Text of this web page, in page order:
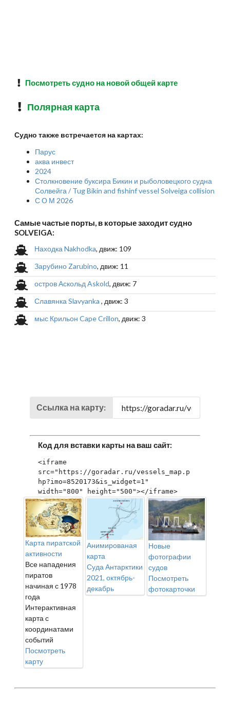
Посмотреть судно на новой общей карте
Полярная карта
Судно также встречается на картах:
Парус
аква инвест
2024
Столкновение буксира Бикин и рыболовецкого судна
Солвейга / Tug Bikin and fishinf vessel Solveiga collision
С О М 2026
Самые частые порты, в которые заходит судно
SOLVEIGA:
Находка Nakhodka, движ: 109
Зарубино Zarubino, движ: 11
остров Аскольд Askold, движ: 7
Славянка Slavyanka , движ: 3
мыс Крильон Cape Crillon, движ: 3
Ссылка на карту:
Код для вставки карты на ваш сайт:
<iframe
src="https://goradar.ru/vessels_map.p
hp?imo=8520173&is_widget=1"
width="800" height="500"></iframe>
Карта пиратской
активности
Все нападения
пиратов
начиная с 1978
года
Интерактивная
карта с
координатами
событий
Посмотреть
карту
Анимированая
карта
Суда Антарктики
2021, октябрь-
декабрь
Новые
фотографии
судов
Посмотреть
фотокарточки